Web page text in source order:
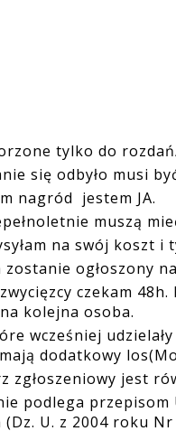
tylko do
się odbyło musi
nagród jestem JA.
muszą
na swój koszt
zostanie ogłoszony
czekam
kolejna osoba.
wcześniej
dodatkowy
zgłoszeniowy jest
podlega przepisom
(Dz. U. z 2004 roku